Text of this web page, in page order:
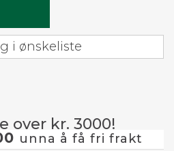
i ønskeliste
over kr. 3000!
unna å få fri frakt